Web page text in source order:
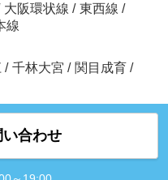
大阪環状線 / 東西線 /
線
/ 千林大宮 / 関目成育 /
合わせ